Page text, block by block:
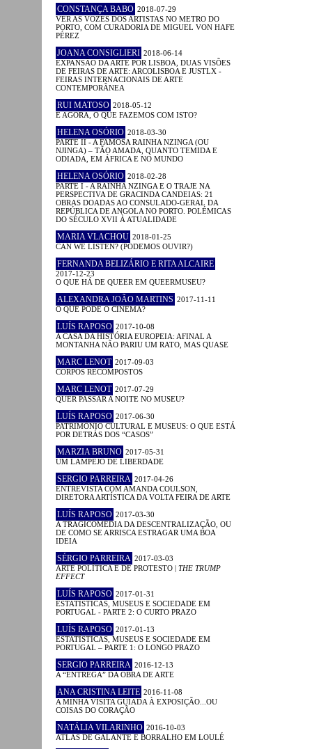
CONSTANÇA BABO 2018-07-29
VER AS VOZES DOS ARTISTAS NO METRO DO
PORTO, COM CURADORIA DE MIGUEL VON HAFE
PÉREZ
JOANA CONSIGLIERI 2018-06-14
EXPANSÃO DA ARTE POR LISBOA, DUAS VISÕES
DE FEIRAS DE ARTE: ARCOLISBOA E JUSTLX -
FEIRAS INTERNACIONAIS DE ARTE
CONTEMPORÂNEA
RUI MATOSO 2018-05-12
E AGORA, O QUE FAZEMOS COM ISTO?
HELENA OSÓRIO 2018-03-30
PARTE II - A FAMOSA RAINHA NZINGA (OU
NJINGA) – TÃO AMADA, QUANTO TEMIDA E
ODIADA, EM ÁFRICA E NO MUNDO
HELENA OSÓRIO 2018-02-28
PARTE I - A RAINHA NZINGA E O TRAJE NA
PERSPECTIVA DE GRACINDA CANDEIAS: 21
OBRAS DOADAS AO CONSULADO-GERAL DA
REPÚBLICA DE ANGOLA NO PORTO. POLÉMICAS
DO SÉCULO XVII À ATUALIDADE
MARIA VLACHOU 2018-01-25
CAN WE LISTEN? (PODEMOS OUVIR?)
FERNANDA BELIZÁRIO E RITA ALCAIRE
2017-12-23
O QUE HÁ DE QUEER EM QUEERMUSEU?
ALEXANDRA JOÃO MARTINS 2017-11-11
O QUE PODE O CINEMA?
LUÍS RAPOSO 2017-10-08
A CASA DA HISTÓRIA EUROPEIA: AFINAL A
MONTANHA NÃO PARIU UM RATO, MAS QUASE
MARC LENOT 2017-09-03
CORPOS RECOMPOSTOS
MARC LENOT 2017-07-29
QUER PASSAR A NOITE NO MUSEU?
LUÍS RAPOSO 2017-06-30
PATRIMÓNIO CULTURAL E MUSEUS: O QUE ESTÁ
POR DETRÁS DOS “CASOS”
MARZIA BRUNO 2017-05-31
UM LAMPEJO DE LIBERDADE
SERGIO PARREIRA 2017-04-26
ENTREVISTA COM AMANDA COULSON,
DIRETORA ARTÍSTICA DA VOLTA FEIRA DE ARTE
LUÍS RAPOSO 2017-03-30
A TRAGICOMÉDIA DA DESCENTRALIZAÇÃO, OU
DE COMO SE ARRISCA ESTRAGAR UMA BOA
IDEIA
SÉRGIO PARREIRA 2017-03-03
ARTE POLÍTICA E DE PROTESTO | THE TRUMP
EFFECT
LUÍS RAPOSO 2017-01-31
ESTATÍSTICAS, MUSEUS E SOCIEDADE EM
PORTUGAL - PARTE 2: O CURTO PRAZO
LUÍS RAPOSO 2017-01-13
ESTATÍSTICAS, MUSEUS E SOCIEDADE EM
PORTUGAL – PARTE 1: O LONGO PRAZO
SERGIO PARREIRA 2016-12-13
A “ENTREGA” DA OBRA DE ARTE
ANA CRISTINA LEITE 2016-11-08
A MINHA VISITA GUIADA À EXPOSIÇÃO...OU
COISAS DO CORAÇÃO
NATÁLIA VILARINHO 2016-10-03
ATLAS DE GALANTE E BORRALHO EM LOULÉ